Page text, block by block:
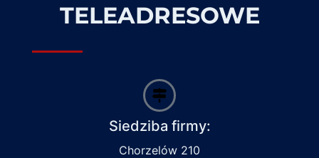
TELEADRESOWE
Siedziba firmy:
Chorzelów 210